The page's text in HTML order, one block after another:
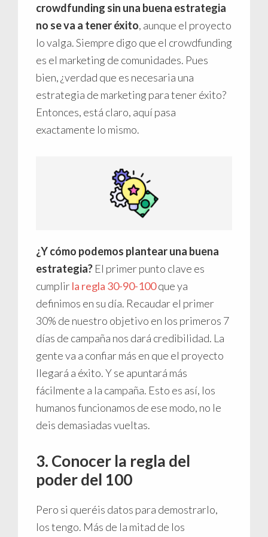
crowdfunding sin una buena estrategia
no se va a tener éxito, aunque el proyecto
lo valga. Siempre digo que el crowdfunding
es el marketing de comunidades. Pues
bien, ¿verdad que es necesaria una
estrategia de marketing para tener éxito?
Entonces, está claro, aquí pasa
exactamente lo mismo.
¿Y cómo podemos plantear una buena
estrategia? El primer punto clave es
cumplirla regla 30-90-100que ya
definimos en su día. Recaudar el primer
30% de nuestro objetivo en los primeros 7
días de campaña nos dará credibilidad. La
gente va a confiar más en que el proyecto
llegará a éxito. Y se apuntará más
fácilmente a la campaña. Esto es así, los
humanos funcionamos de ese modo, no le
deis demasiadas vueltas.
3. Conocer la regla del
poder del 100
Pero si queréis datos para demostrarlo,
los tengo. Más de la mitad de los